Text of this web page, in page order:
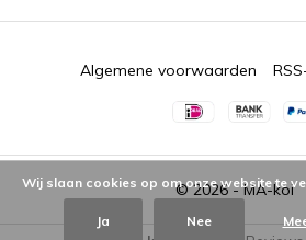
© 2026 -MA-koi
Algemene voorwaarden
Wij slaan cookies op om onze website te
Ja Nee